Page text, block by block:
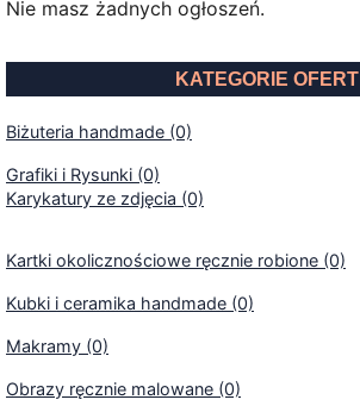
Nie masz żadnych ogłoszeń.
KATEGORIE OFERT
Biżuteria handmade (0)
Grafiki i Rysunki (0)
Karykatury ze zdjęcia (0)
Kartki okolicznościowe ręcznie robione (0)
Kubki i ceramika handmade (0)
Makramy (0)
Obrazy ręcznie malowane (0)